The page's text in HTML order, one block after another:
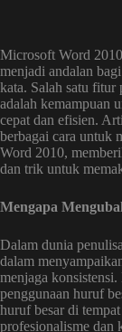
Microsoft Word
menjadi andalan
kata. Salah satu fitur
adalah kemampuan
cepat dan efisien.
berbagai cara untuk
Word 2010,
dan trik untuk
Mengapa
Dalam dunia
dalam
menjaga
penggunaan huruf
huruf besar di
profesionalisme dan